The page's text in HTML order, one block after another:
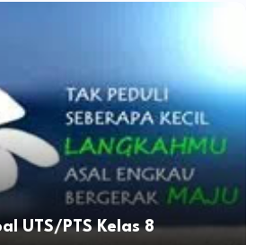
UTS/PTS Kelas 8